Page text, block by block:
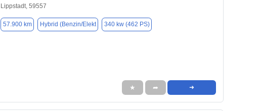
Lippstadt, 59557
57.900 km Hybrid (Benzin/Elekt 340 kw (462 PS)
★ ➦ ➜